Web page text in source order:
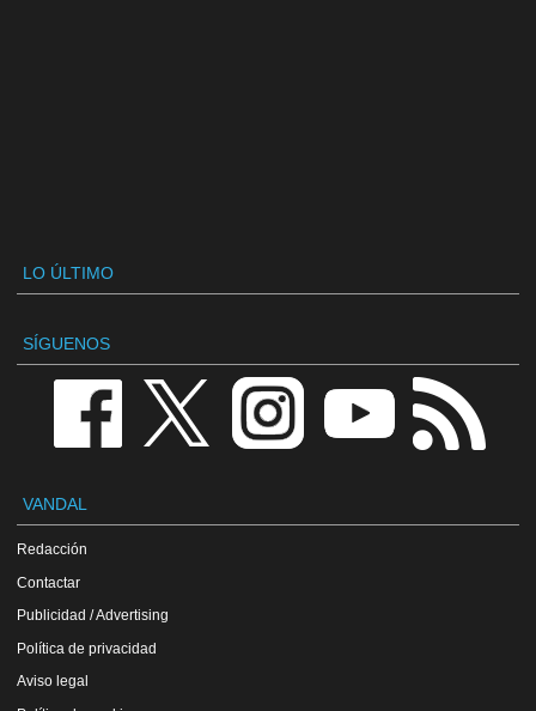
LO ÚLTIMO
SÍGUENOS
VANDAL
Redacción
Contactar
Publicidad / Advertising
Política de privacidad
Aviso legal